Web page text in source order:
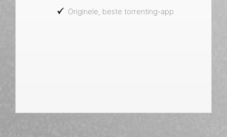
Originele, beste torrenting-app